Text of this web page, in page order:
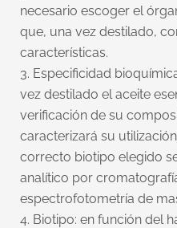
necesario escoger el
que, una vez destilado,
características.
3. Especificidad
vez destilado el aceite
verificación de su
caracterizará su
correcto biotipo elegido
analítico por
espectrofotometría de
4. Biotipo: en función del